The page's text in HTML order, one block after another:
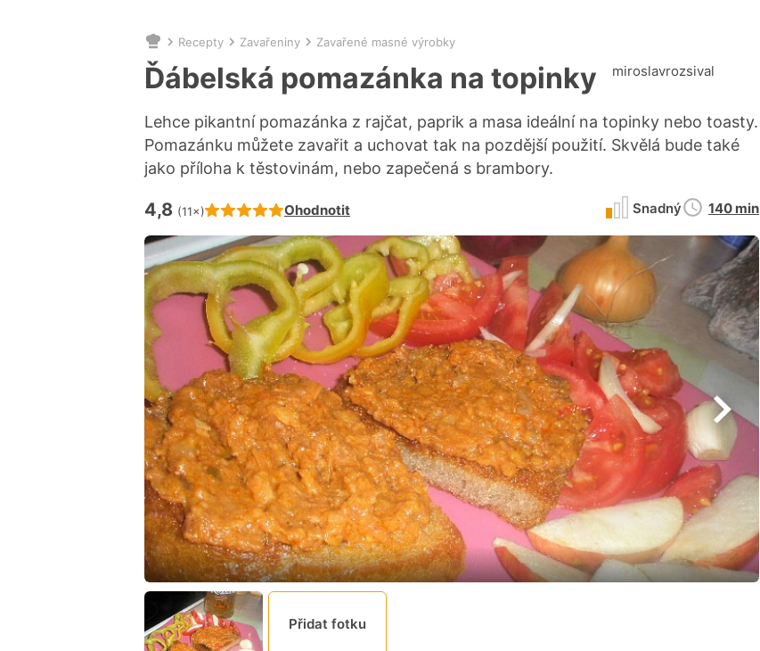
Nacházíte
se
zde:
Recepty Zavařeniny Zavařené masné výrobky
Ďábelská pomazánka na topinky
Lehce pikantní pomazánka z rajčat, paprik a masa ideální na topinky nebo toasty.
Pomazánku můžete zavařit a uchovat tak na pozdější použití. Skvělá bude také
jako příloha k těstovinám, nebo zapečená s brambory.
Hodnocení receptu je
4,8 (11×) Ohodnotit
miroslavrozsival
Snadný
Doba
140 min
Přidat fotku